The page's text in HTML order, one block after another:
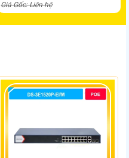
Giá Gốc: Liên hệ